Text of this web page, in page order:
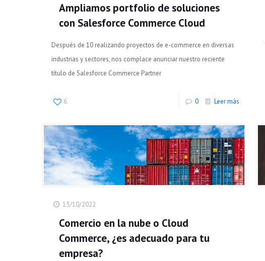
Ampliamos portfolio de soluciones
con Salesforce Commerce Cloud
Después de 10 realizando proyectos de e-commerce en diversas
industrias y sectores, nos complace anunciar nuestro reciente
título de Salesforce Commerce Partner
6 0 Leer más
13/10/2022
Comercio en la nube o Cloud
Commerce, ¿es adecuado para tu
empresa?